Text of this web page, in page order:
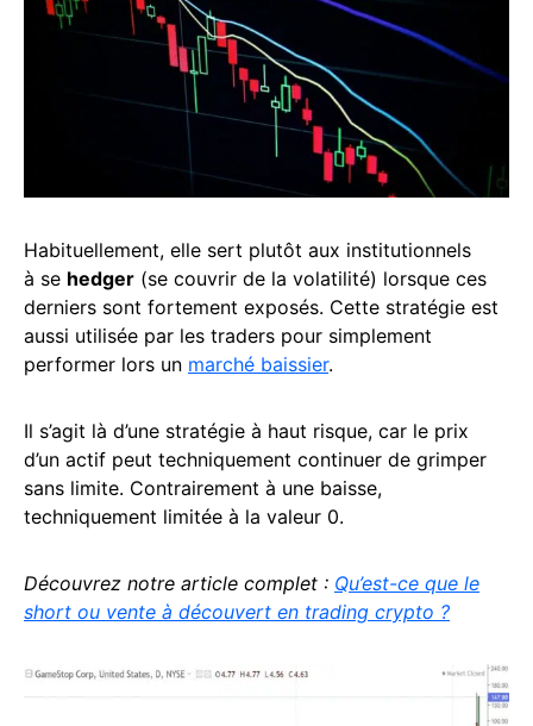
Habituellement, elle sert plutôt aux institutionnels
à se hedger (se couvrir de la volatilité) lorsque ces
derniers sont fortement exposés. Cette stratégie est
aussi utilisée par les traders pour simplement
performer lors un marché baissier.
Il s’agit là d’une stratégie à haut risque, car le prix
d’un actif peut techniquement continuer de grimper
sans limite. Contrairement à une baisse,
techniquement limitée à la valeur 0.
Découvrez notre article complet : Qu’est-ce que le
short ou vente à découvert en trading crypto ?